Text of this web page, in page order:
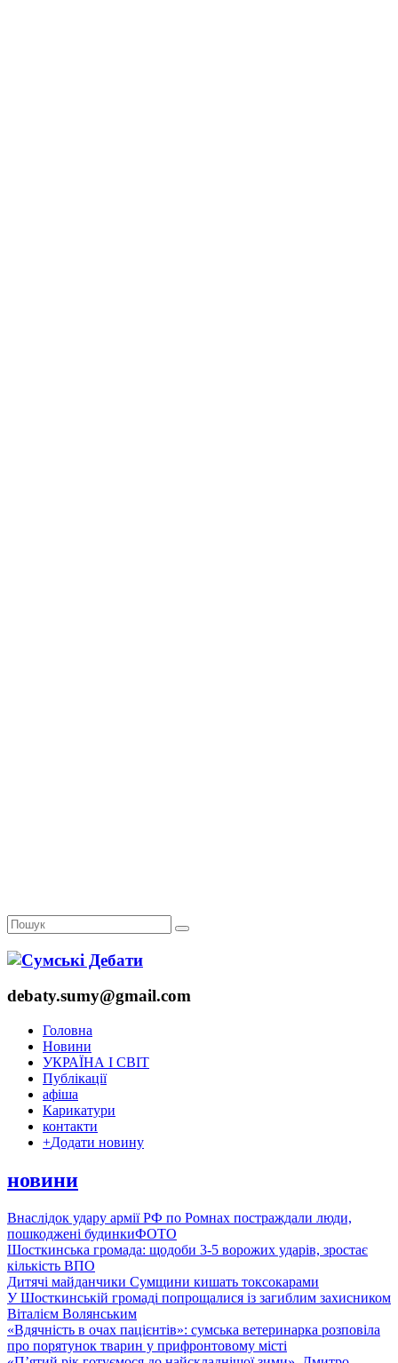
debaty.sumy@gmail.com
Головна
Новини
УКРАЇНА І СВІТ
Публікації
афіша
Карикатури
контакти
+Додати новину
новини
Внаслідок удару армії РФ по Ромнах постраждали люди,
пошкоджені будинкиФОТО
Шосткинська громада: щодоби 3-5 ворожих ударів, зростає
кількість ВПО
Дитячі майданчики Сумщини кишать токсокарами
У Шосткинській громаді попрощалися із загиблим захисником
Віталієм Волянським
«Вдячність в очах пацієнтів»: сумська ветеринарка розповіла
про порятунок тварин у прифронтовому місті